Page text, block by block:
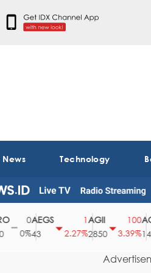
Technology
0%
AEGS
43
2.27%
AGII
2850
3.39%148